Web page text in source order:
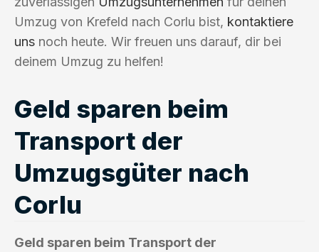
Umzug von Krefeld nach Corlu bist, kontaktiere
uns noch heute. Wir freuen uns darauf, dir bei
deinem Umzug zu helfen!
Geld sparen beim
Transport der
Umzugsgüter nach
Corlu
Geld sparen beim Transport der